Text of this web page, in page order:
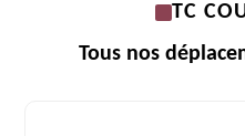
TC
Tous nos